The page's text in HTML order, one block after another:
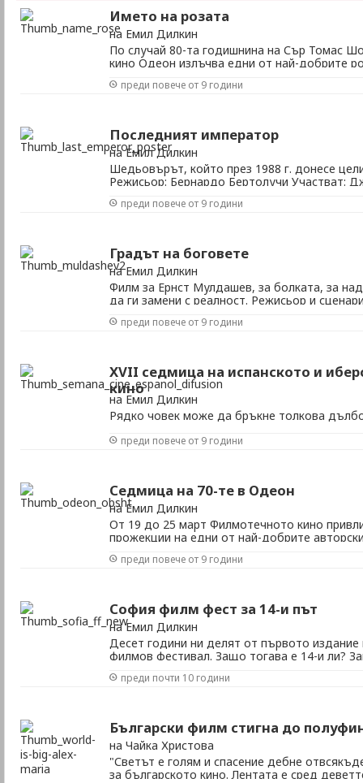
Името на розата
на Емил Дилкин
По случай 80-та годишнина на Сър Томас
кино Одеон излъчва едни от най-добрите
Участват: Шон Конъри, Ф. Мъри Ейбрахам,
преди повече от 9 години
Последният император
на Емил Дилкин
Шедьовърът, който през 1988 г. донесе
Режисьор: Бернардо Бертолучи Участват:
Китай/Италия/Великобритания/Франция,
преди повече от 9 години
Градът на боговете
на Емил Дилкин
Филм за Ернст Мулдашев, за болката, за
да ги замени с реалност. Режисьор и
България, 2010 Къде: Филмотечно кино
преди повече от 9 години
XVII седмица на испанското и
кино
на Емил Дилкин
Рядко човек може да бръкне толкова
би най-темпераментните артисти и зад
цели 20 филма са наистина дълбок разрез,
преди повече от 9 години
Седмица на 70-те в Одеон
на Емил Дилкин
От 19 до 25 март Филмотечното кино
прожекции на едни от най-добрите
вниманието с прожекции на едни от най-
преди повече от 9 години
София филм фест за 14-и път
на Емил Дилкин
Десет години ни делят от първото
филмов фестивал. Защо тогава е 14-и ли?
и първата година на София филм фест
преди почти 10 години
Български филм стигна до
на Чайка Христова
"Светът е голям и спасение дебне
за българското кино. Лентата е сред